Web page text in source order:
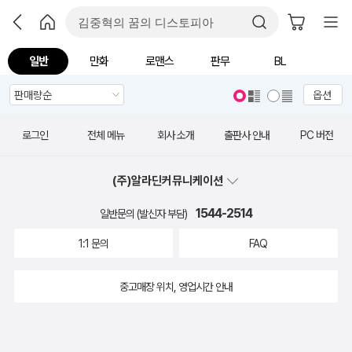
일반 만화 로맨스 판무 BL
옵션
로그인 전체 메뉴 회사 소개 출판사 안내 PC 버전
(주)알라딘커뮤니케이션
일반문의 (발신자 부담) 1544-2514
1:1 문의 FAQ
중고매장 위치, 영업시간 안내